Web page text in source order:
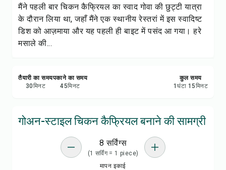
मैंने पहली बार चिकन कैफ्रियल का स्वाद गोवा की छुट्टी यात्रा
के दौरान लिया था, जहाँ मैंने एक स्थानीय रेस्तरां में इस स्वादिष्ट
डिश को आज़माया और यह पहली ही बाइट में पसंद आ गया। हरे
मसाले की...
तैयारी का समय
30मिनट
पकाने का समय
45मिनट
कुल समय
1 घंटा 15मिनट
गोअन-स्टाइल चिकन कैफ्रियल बनाने की सामग्री
8 सर्विंग्स
(1 सर्विंग = 1 piece)
मापन इकाई